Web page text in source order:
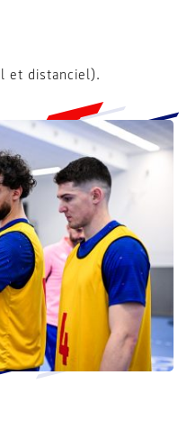
et distanciel).